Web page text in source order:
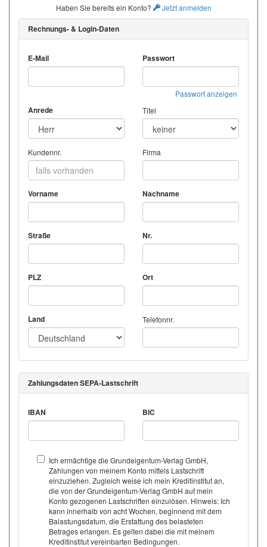
Haben Sie bereits ein Konto? Jetzt anmelden
Rechnungs- & Login-Daten
E-Mail Passwort
Passwort anzeigen
Anrede Titel
Kundennr. Firma
Vorname Nachname
Straße Nr.
PLZ Ort
Land Telefonnr.
Zahlungsdaten SEPA-Lastschrift
IBAN BIC
Ich ermächtige die Grundeigentum-Verlag GmbH,
Zahlungen von meinem Konto mittels Lastschrift
einzuziehen. Zugleich weise ich mein Kreditinstitut an,
die von der Grundeigentum-Verlag GmbH auf mein
Konto gezogenen Lastschriften einzulösen. Hinweis: Ich
kann innerhalb von acht Wochen, beginnend mit dem
Balastungsdatum, die Erstattung des belasteten
Betrages erlangen. Es gelten dabei die mit meinem
Kreditinstitut vereinbarten Bedingungen.